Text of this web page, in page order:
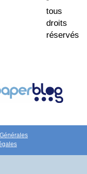
tous
droits
réservés